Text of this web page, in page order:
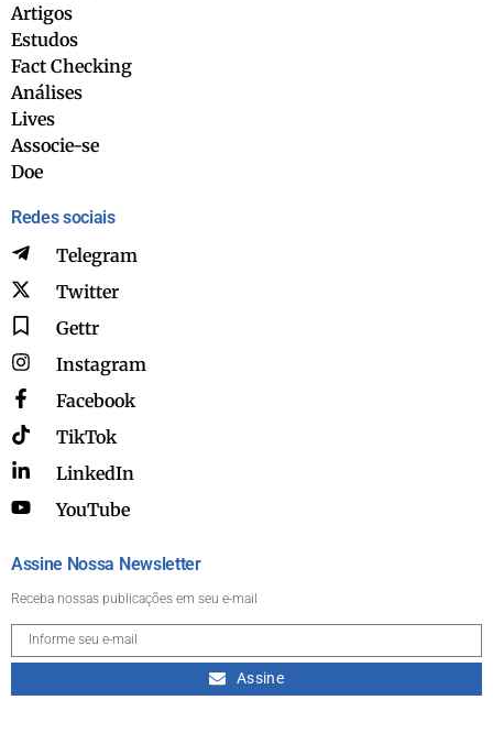
Artigos
Estudos
Fact Checking
Análises
Lives
Associe-se
Doe
Redes sociais
Telegram
Twitter
Gettr
Instagram
Facebook
TikTok
LinkedIn
YouTube
Assine Nossa Newsletter
Receba nossas publicações em seu e-mail
Assine